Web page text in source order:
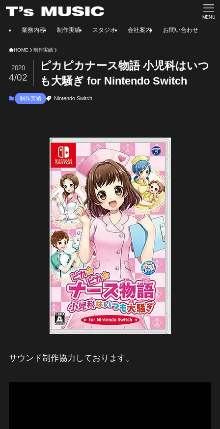
MENU
業務内容 制作実績 スタジオ 会社案内 お問い合わせ
HOME 制作実績
ピカピカナース物語 小児科はいつ
も大騒ぎ for Nintendo Switch
2020
4/02
制作実績 Nintendo Switch
サウンド制作協力しております。